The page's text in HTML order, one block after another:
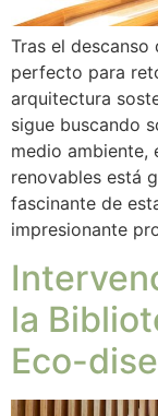
Tras el descanso
perfecto para
arquitectura
sigue buscando
medio ambiente,
renovables está
fascinante de
impresionante
la
Eco-